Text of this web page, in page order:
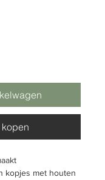
kopen
kopjes met houten